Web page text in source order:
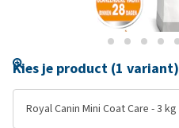
Kies je product (1 variant)
Royal Canin Mini Coat Care - 3 kg